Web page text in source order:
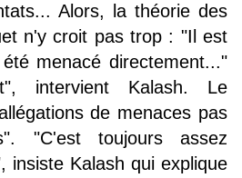
Alors, la théorie des
n'y croit pas trop : "Il est
menacé directement..."
intervient Kalash. Le
de menaces pas
"C'est toujours assez
insiste Kalash qui explique